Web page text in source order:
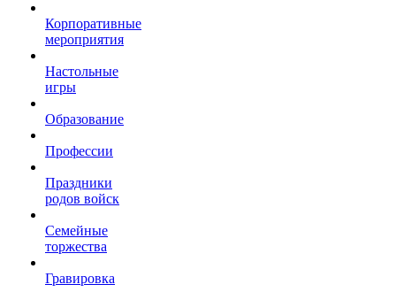
Корпоративные
мероприятия
Настольные
игры
Образование
Профессии
Праздники
родов войск
Семейные
торжества
Гравировка